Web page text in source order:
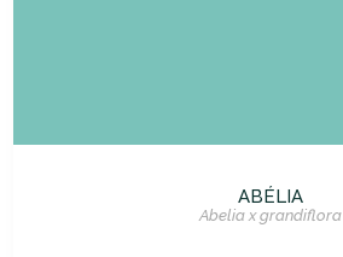
ABÉLIA
Abelia x grandiflora